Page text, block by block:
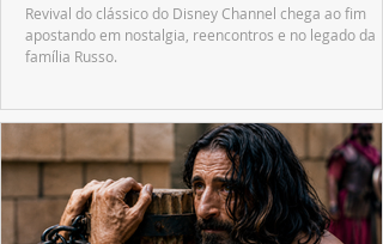
Revival do clássico do Disney Channel chega ao fim
apostando em nostalgia, reencontros e no legado da
família Russo.